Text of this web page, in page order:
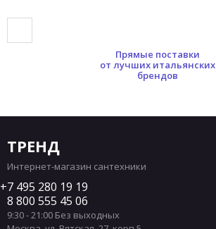
Прямые поставки
от лучших итальянских
брендов
ТРЕНД
Интернет-магазин сантехники
7 495 280 19 19
8 800 555 45 06
9:30 - 21:00 Без выходных